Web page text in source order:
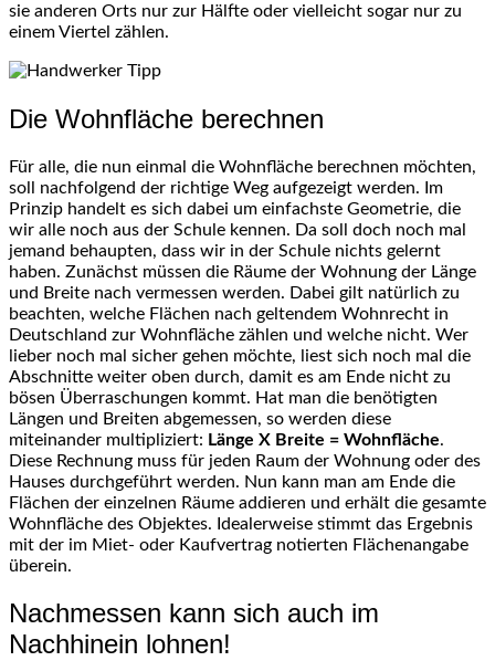
sie anderen Orts nur zur Hälfte oder vielleicht sogar nur zu
einem Viertel zählen.
Die Wohnfläche berechnen
Für alle, die nun einmal die Wohnfläche berechnen möchten,
soll nachfolgend der richtige Weg aufgezeigt werden. Im
Prinzip handelt es sich dabei um einfachste Geometrie, die
wir alle noch aus der Schule kennen. Da soll doch noch mal
jemand behaupten, dass wir in der Schule nichts gelernt
haben. Zunächst müssen die Räume der Wohnung der Länge
und Breite nach vermessen werden. Dabei gilt natürlich zu
beachten, welche Flächen nach geltendem Wohnrecht in
Deutschland zur Wohnfläche zählen und welche nicht. Wer
lieber noch mal sicher gehen möchte, liest sich noch mal die
Abschnitte weiter oben durch, damit es am Ende nicht zu
bösen Überraschungen kommt. Hat man die benötigten
Längen und Breiten abgemessen, so werden diese
miteinander multipliziert: Länge X Breite = Wohnfläche.
Diese Rechnung muss für jeden Raum der Wohnung oder des
Hauses durchgeführt werden. Nun kann man am Ende die
Flächen der einzelnen Räume addieren und erhält die gesamte
Wohnfläche des Objektes. Idealerweise stimmt das Ergebnis
mit der im Miet- oder Kaufvertrag notierten Flächenangabe
überein.
Nachmessen kann sich auch im
Nachhinein lohnen!